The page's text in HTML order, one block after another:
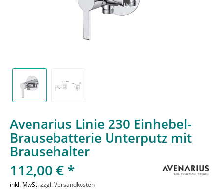
Avenarius Linie 230 Einhebel-
Brausebatterie Unterputz mit
Brausehalter
112,00 € *
inkl. MwSt.zzgl. Versandkosten